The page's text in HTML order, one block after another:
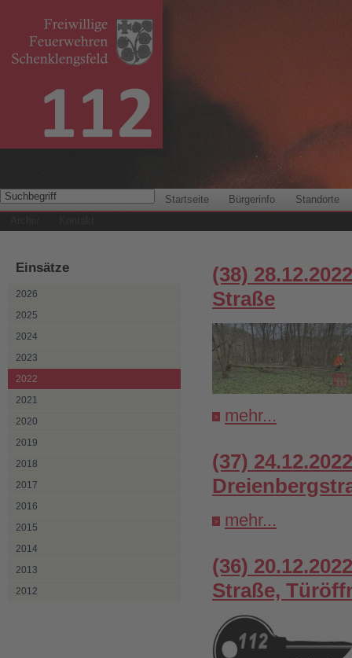
Startseite Bürgerinfo
Standorte
Einsätze
2026
2025
2024
2023
2022
2021
2020
2019
2018
2017
2016
2015
2014
2013
2012
(38)
Straße
mehr...
(37)
mehr...
(36)
Straße,